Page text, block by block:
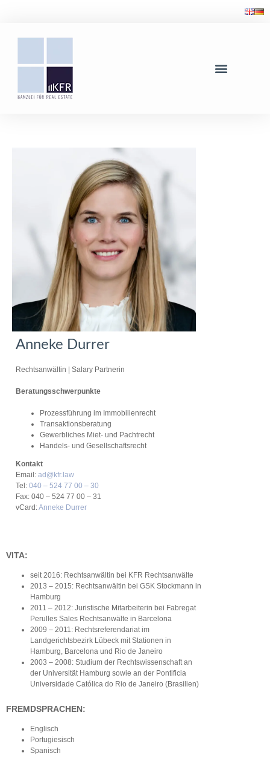
Anneke Durrer
Rechtsanwältin | Salary Partnerin
Beratungsschwerpunkte
Prozessführung im Immobilienrecht
Transaktionsberatung
Gewerbliches Miet- und Pachtrecht
Handels- und Gesellschaftsrecht
Kontakt
Email:ad@kfr.law
Tel:040 – 524 77 00 – 30
Fax: 040 – 524 77 00 – 31
vCard:Anneke Durrer
VITA:
seit 2016: Rechtsanwältin bei KFR Rechtsanwälte
2013 – 2015: Rechtsanwältin bei GSK Stockmann in
Hamburg
2011 – 2012: Juristische Mitarbeiterin bei Fabregat
Perulles Sales Rechtsanwälte in Barcelona
2009 – 2011: Rechtsreferendariat im
Landgerichtsbezirk Lübeck mit Stationen in
Hamburg, Barcelona und Rio de Janeiro
2003 – 2008: Studium der Rechtswissenschaft an
der Universität Hamburg sowie an der Pontificia
Universidade Católica do Rio de Janeiro (Brasilien)
FREMDSPRACHEN:
Englisch
Portugiesisch
Spanisch